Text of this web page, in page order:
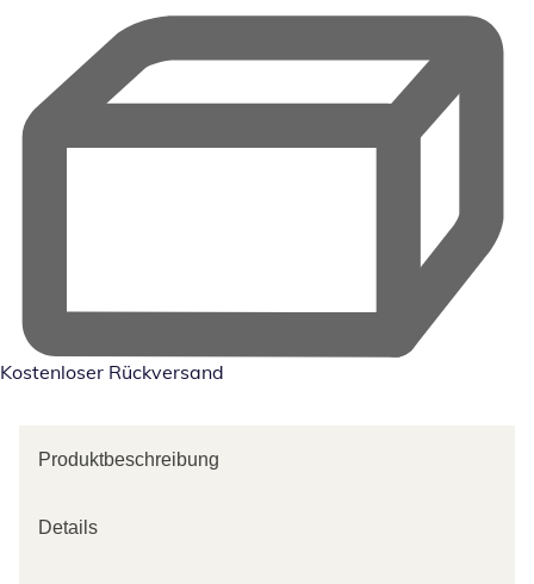
Kostenloser Rückversand
Produktbeschreibung
Details